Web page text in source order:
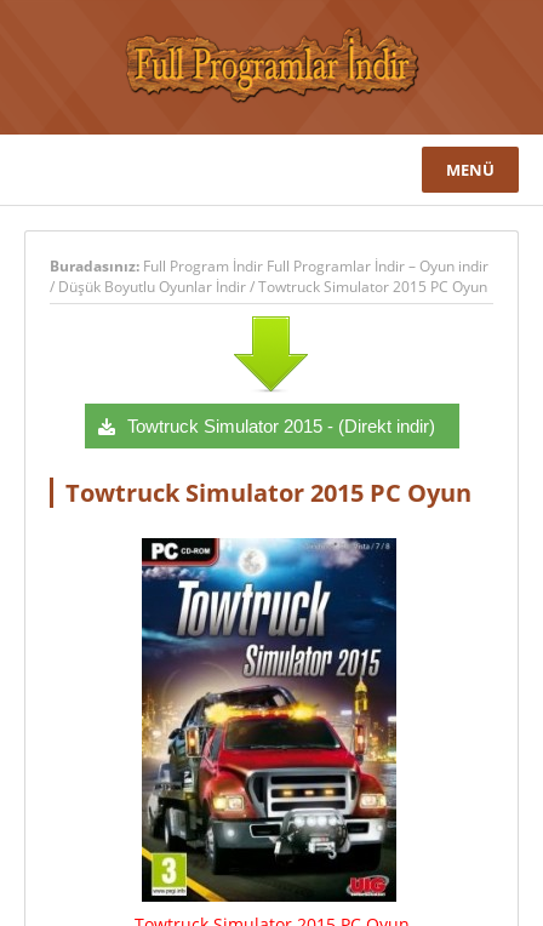
MENÜ
Buradasınız: Full Program İndir Full Programlar İndir – Oyun indir
/ Düşük Boyutlu Oyunlar İndir/Towtruck Simulator 2015 PC Oyun
Towtruck Simulator 2015 - (Direkt indir)
Towtruck Simulator 2015 PC Oyun